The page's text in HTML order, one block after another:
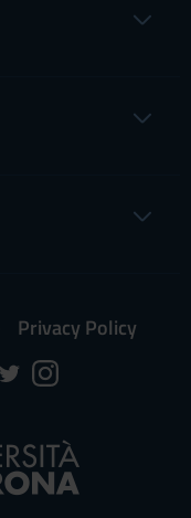
Privacy Policy